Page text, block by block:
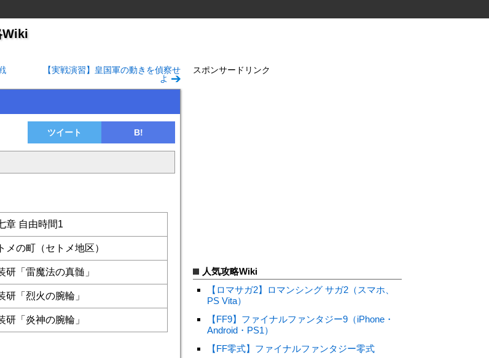
Wiki
【実戦演習】皇国軍の動きを偵察せ
よ
ツイート B!
章 自由時間1
メの町（セトメ地区）
研「雷魔法の真髄」
研「烈火の腕輪」
研「炎神の腕輪」
スポンサードリンク
人気攻略Wiki
【ロマサガ2】ロマンシング サガ2（スマホ、
PS Vita）
【FF9】ファイナルファンタジー9（iPhone・
Android・PS1）
【FF零式】ファイナルファンタジー零式